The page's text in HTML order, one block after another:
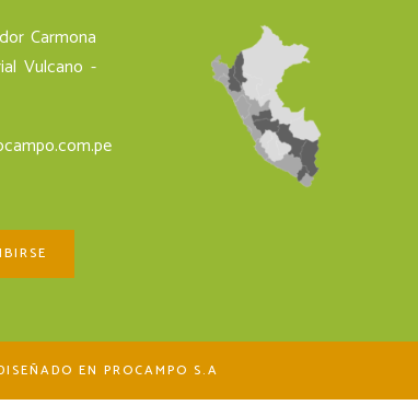
Carmona
Vulcano -
EN PROCAMPO S.A